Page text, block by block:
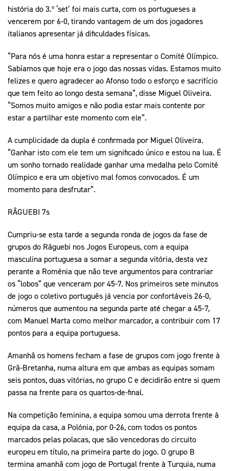
história do 3.º ‘set’ foi mais curta, com os portugueses a
vencerem por 6-0, tirando vantagem de um dos jogadores
italianos apresentar já dificuldades físicas.
“Para nós é uma honra estar a representar o Comité Olímpico.
Sabíamos que hoje era o jogo das nossas vidas. Estamos muito
felizes e quero agradecer ao Afonso todo o esforço e sacrifício
que tem feito ao longo desta semana”, disse Miguel Oliveira.
“Somos muito amigos e não podia estar mais contente por
estar a partilhar este momento com ele”.
A cumplicidade da dupla é confirmada por Miguel Oliveira.
“Ganhar isto com ele tem um significado único e estou na lua. É
um sonho tornado realidade ganhar uma medalha pelo Comité
Olímpico e era um objetivo mal fomos convocados. É um
momento para desfrutar”.
RÂGUEBI 7s
Cumpriu-se esta tarde a segunda ronda de jogos da fase de
grupos do Râguebi nos Jogos Europeus, com a equipa
masculina portuguesa a somar a segunda vitória, desta vez
perante a Roménia que não teve argumentos para contrariar
os “lobos” que venceram por 45-7. Nos primeiros sete minutos
de jogo o coletivo português já vencia por confortáveis 26-0,
números que aumentou na segunda parte até chegar a 45-7,
com Manuel Marta como melhor marcador, a contribuir com 17
pontos para a equipa portuguesa.
Amanhã os homens fecham a fase de grupos com jogo frente à
Grã-Bretanha, numa altura em que ambas as equipas somam
seis pontos, duas vitórias, no grupo C e decidirão entre si quem
passa na frente para os quartos-de-final.
Na competição feminina, a equipa somou uma derrota frente à
equipa da casa, a Polónia, por 0-26, com todos os pontos
marcados pelas polacas, que são vencedoras do circuito
europeu em título, na primeira parte do jogo. O grupo B
termina amanhã com jogo de Portugal frente à Turquia, numa